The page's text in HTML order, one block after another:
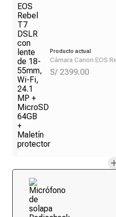
Producto actual
Cámara Canon EOS
55mm, Wi-Fi, 24.1 MP
protector
S/ 2399.00